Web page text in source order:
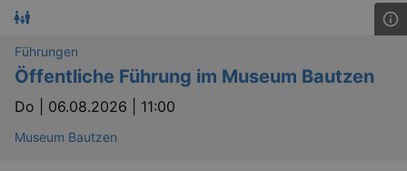
Führungen
Öffentliche Führung im Museum Bautzen
Do | 06.08.2026 | 11:00
Museum Bautzen